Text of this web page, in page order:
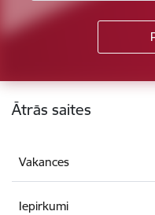
Kājene
Ātrās saites
Vakances
Iepirkumi